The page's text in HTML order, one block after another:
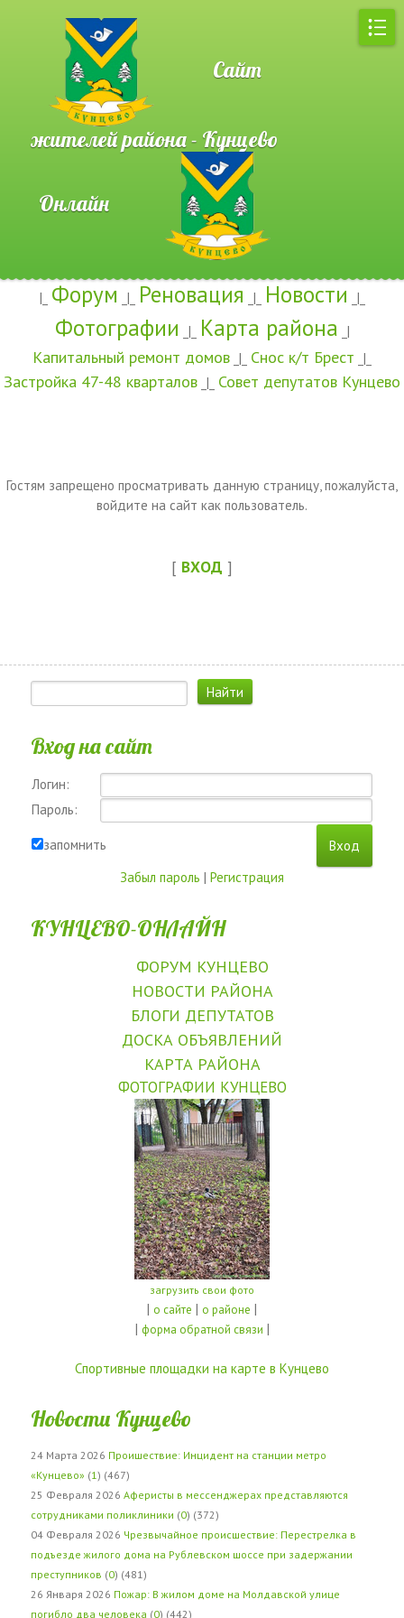
Сайт
жителей района - Кунцево
Онлайн
|_ Форум _|_ Реновация _|_ Новости _|_
Фотографии _|_ Карта района _|
Капитальный ремонт домов _|_ Снос к/т Брест _|_
Застройка 47-48 кварталов _|_ Совет депутатов Кунцево
Гостям запрещено просматривать данную страницу, пожалуйста,
войдите на сайт как пользователь.
[ ВХОД ]
Вход на сайт
Логин:
Пароль:
запомнить
Забыл пароль | Регистрация
КУНЦЕВО-ОНЛАЙН
ФОРУМ КУНЦЕВО
НОВОСТИ РАЙОНА
БЛОГИ ДЕПУТАТОВ
ДОСКА ОБЪЯВЛЕНИЙ
КАРТА РАЙОНА
ФОТОГРАФИИ КУНЦЕВО
загрузить свои фото
| о сайте | о районе |
| форма обратной связи |
Спортивные площадки на карте в Кунцево
Новости Кунцево
24 Марта 2026 Проишествие: Инцидент на станции метро
«Кунцево» (1 ) (467)
25 Февраля 2026 Аферисты в мессенджерах представляются
сотрудниками поликлиники (0) (372)
04 Февраля 2026 Чрезвычайное происшествие: Перестрелка в
подъезде жилого дома на Рублевском шоссе при задержании
преступников (0) (481)
26 Января 2026 Пожар: В жилом доме на Молдавской улице
погибло два человека (0) (442)